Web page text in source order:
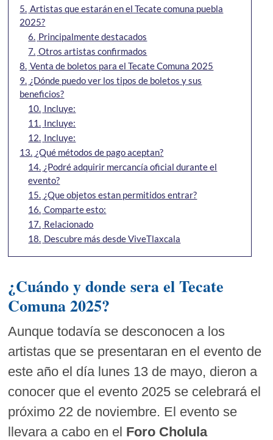
5. Artistas que estarán en el Tecate comuna puebla
2025?
6. Principalmente destacados
7. Otros artistas confirmados
8. Venta de boletos para el Tecate Comuna 2025
9. ¿Dónde puedo ver los tipos de boletos y sus
beneficios?
10. Incluye:
11. Incluye:
12. Incluye:
13. ¿Qué métodos de pago aceptan?
14. ¿Podré adquirir mercancía oficial durante el
evento?
15. ¿Que objetos estan permitidos entrar?
16. Comparte esto:
17. Relacionado
18. Descubre más desde ViveTlaxcala
¿Cuándo y donde sera el Tecate
Comuna 2025?
Aunque todavía se desconocen a los
artistas que se presentaran en el evento de
este año el día lunes 13 de mayo, dieron a
conocer que el evento 2025 se celebrará el
próximo 22 de noviembre. El evento se
llevara a cabo en el Foro Cholula